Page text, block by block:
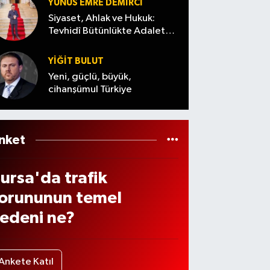
den
izlene
YUNUS EMRE DEMIRCI
Siyaset, Ahlak ve Hukuk:
Tevhidî Bütünlükte Adalet
YİĞİT BULUT
Yeni, güçlü, büyük,
cihanşümul Türkiye
trafik
temel
ne?
Katıl